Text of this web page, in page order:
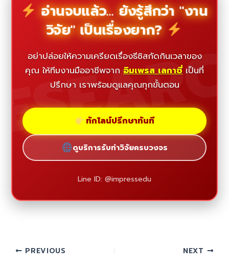
อ่านจบแล้ว... ยังรู้สึกว่า "งาน
วิจัย" เป็นเรื่องยาก?
อย่าปล่อยให้ความเครียดเรื่องธีซิสกัดกินเวลาของ
คุณ ให้ทีมงานมืออาชีพจาก อิมเพรส เลกาซี่ เป็นที่
ปรึกษา เราพร้อมดูแลคุณทุกขั้นตอน
ทักไลน์ปรึกษาทันที
ดูบริการรับทำวิจัยครบวงจร
Line ID: @impressedu
PREVIOUS NEXT